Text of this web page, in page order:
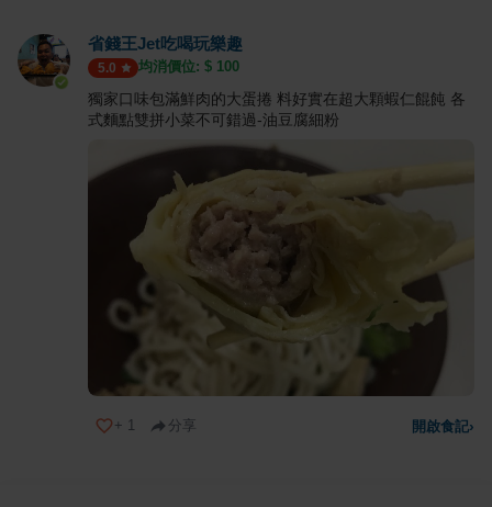
省錢王Jet吃喝玩樂趣
5.0 均消價位: $ 100
獨家口味包滿鮮肉的大蛋捲 料好實在超大顆蝦仁餛飩 各
式麵點雙拼小菜不可錯過-油豆腐細粉
+ 1 分享 開啟食記›